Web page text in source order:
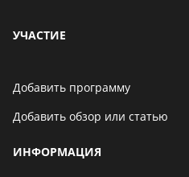
УЧАСТИЕ
Добавить программу
Добавить обзор или статью
ИНФОРМАЦИЯ